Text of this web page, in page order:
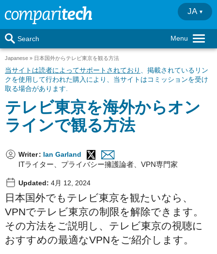
Menu
Search
JA
Japanese 日本国外からテレビ東京を観る方法
当サイトは読者によってサポートされており
、掲載されているリン
クを使用して行われた購入により、当サイトはコミッションを受け
取る場合があります.
テレビ東京を海外からオン
ラインで観る方法
Writer: Ian Garland
ITライター、プライバシー擁護論者、VPN専門家
Updated: 4月 12, 2024
日本国外でもテレビ東京を観たいなら、
VPNでテレビ東京の制限を解除できます。
その方法をご説明し、テレビ東京の視聴に
おすすめの最適なVPNをご紹介します。